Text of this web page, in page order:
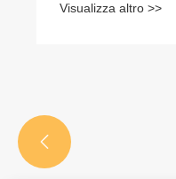
Visualizza altro >>
